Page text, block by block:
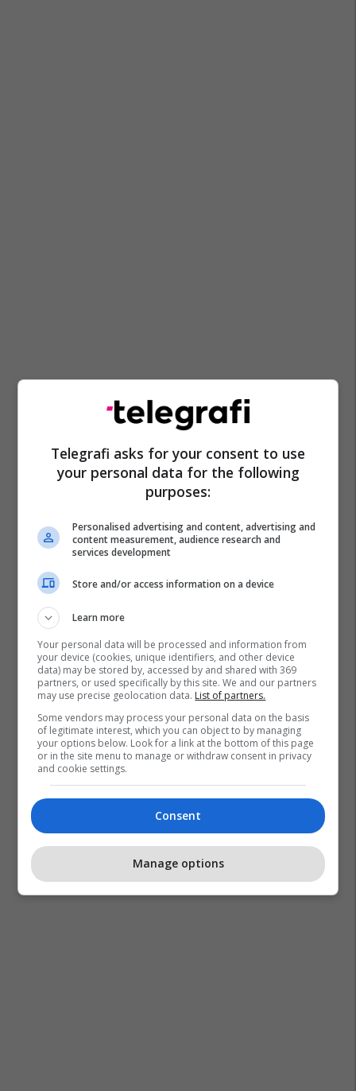
Telegrafi asks for your consent to use
your personal data for the following
purposes:
Personalised advertising and content, advertising and
content measurement, audience research and
services development
Store and/or access information on a device
Learn more
Your personal data will be processed and information from
your device (cookies, unique identifiers, and other device
data) may be stored by, accessed by and shared with 369
partners, or used specifically by this site. We and our partners
may use precise geolocation data. List of partners.
Some vendors may process your personal data on the basis
of legitimate interest, which you can object to by managing
your options below. Look for a link at the bottom of this page
or in the site menu to manage or withdraw consent in privacy
and cookie settings.
Consent
Manage options